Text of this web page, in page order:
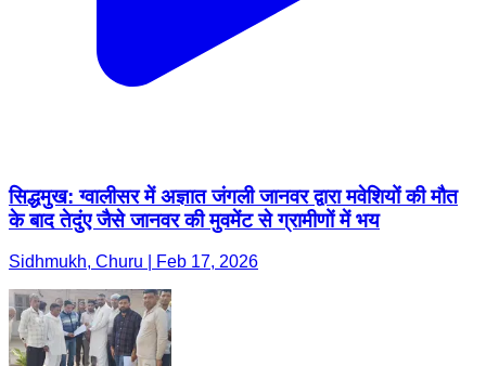
सिद्धमुख: ग्वालीसर में अज्ञात जंगली जानवर द्वारा मवेशियों की मौत
के बाद तेदुंए जैसे जानवर की मुवमेंट से ग्रामीणों में भय
Sidhmukh, Churu | Feb 17, 2026